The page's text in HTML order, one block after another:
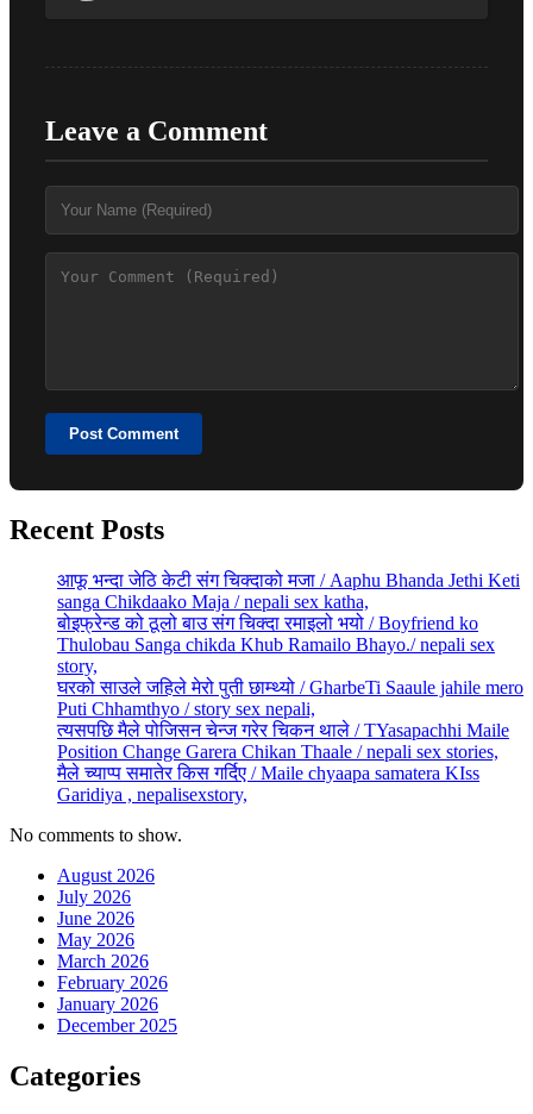
Leave a Comment
Post Comment
Recent Posts
आफू भन्दा जेठि केटी संग चिक्दाको मजा / Aaphu Bhanda Jethi Keti
sanga Chikdaako Maja / nepali sex katha,
बोइफ्रेन्ड को ठूलो बाउ संग चिक्दा रमाइलो भयो / Boyfriend ko
Thulobau Sanga chikda Khub Ramailo Bhayo./ nepali sex
story,
घरको साउले जहिले मेरो पुती छाम्थ्यो / GharbeTi Saaule jahile mero
Puti Chhamthyo / story sex nepali,
त्यसपछि मैले पोजिसन चेन्ज गरेर चिकन थाले / TYasapachhi Maile
Position Change Garera Chikan Thaale / nepali sex stories,
मैले च्याप्प समातेर किस गर्दिए / Maile chyaapa samatera KIss
Garidiya , nepalisexstory,
No comments to show.
August 2026
July 2026
June 2026
May 2026
March 2026
February 2026
January 2026
December 2025
Categories